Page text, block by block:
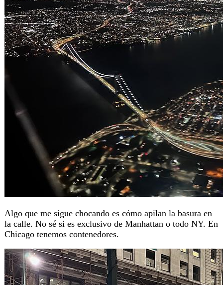
Algo que me sigue chocando es cómo apilan la basura en
la calle. No sé si es exclusivo de Manhattan o todo NY. En
Chicago tenemos contenedores.